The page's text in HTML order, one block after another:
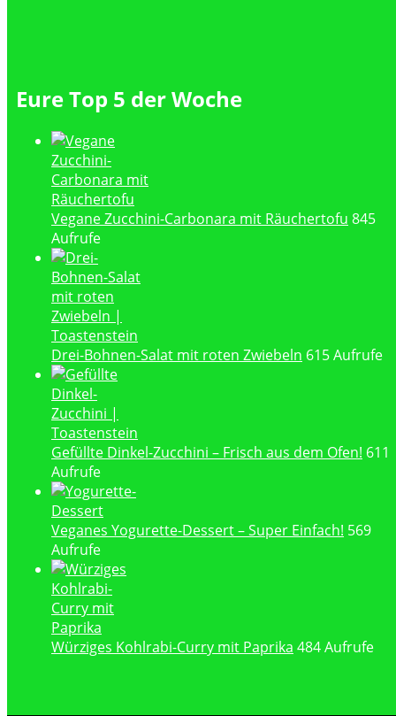
Eure Top 5 der Woche
Vegane Zucchini-Carbonara mit Räuchertofu 845
Aufrufe
Drei-Bohnen-Salat mit roten Zwiebeln 615 Aufrufe
Gefüllte Dinkel-Zucchini – Frisch aus dem Ofen! 611
Aufrufe
Veganes Yogurette-Dessert – Super Einfach! 569
Aufrufe
Würziges Kohlrabi-Curry mit Paprika 484 Aufrufe